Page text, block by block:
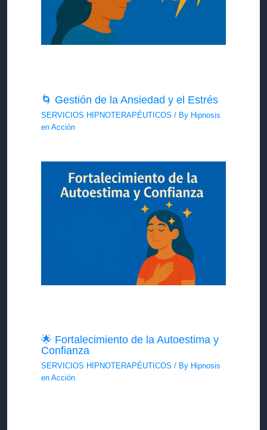
🌀 Gestión de la Ansiedad y el Estrés
SERVICIOS HIPNOTERAPÉUTICOS / By Hipnosis
en Acción
🌟 Fortalecimiento de la Autoestima y
Confianza
SERVICIOS HIPNOTERAPÉUTICOS / By Hipnosis
en Acción